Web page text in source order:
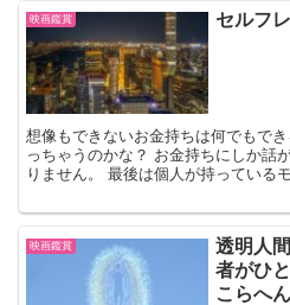
映画鑑賞 セルフ
想像もできないお金持ちは何でもで
っちゃうのかな？ お金持ちにしか話
りません。 最後は個人が持っている
映画鑑賞
透明人
者がひ
こらへ